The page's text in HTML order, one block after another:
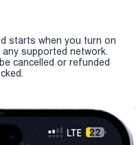
starts when you turn on
supported network.
cancelled or refunded